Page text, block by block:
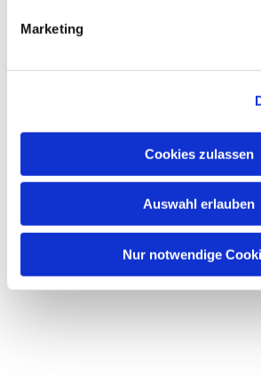
Marketing
Cookies zulassen
Auswahl erlauben
Nur notwendige